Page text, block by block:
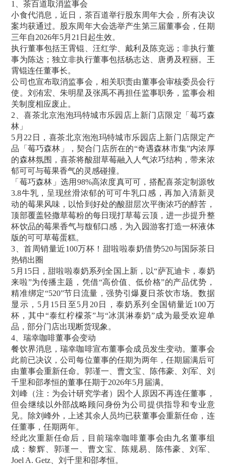
1、茶百道取消监事会
小食代消息，近日，茶百道举行股东周年大会，所有决议
案均获通过。股东周年大会选举产生第三届董事会，任期
三年自2026年5月21日起生效。
执行董事包括王霄锟、汪红学、戴利及陈克远；非执行董
事为陈达；独立非执行董事包括杨志达、唐勇及程丽。王
霄锟连任董事长。
公司也宣布取消监事会，相关职责由董事会审核委员会行
使。刘洧宏、朱明星及张禹不再担任监事职务，监事会相
关制度相应废止。
2、喜茶北京泡泡玛特城市乐园店上新门店限定「莓巧森
林」
5月22日，喜茶北京泡泡玛特城市乐园店上新门店限定产
品「莓巧森林」，契合门店所在的“奇遇森林市集”内浓厚
的森林氛围，喜茶将酸甜草莓融入人气浓巧结构，带来浓
郁可可与莓果香气的灵感碰撞。
「莓巧森林」选用98%高浓度真可可，搭配喜茶定制源牧
3.8牛乳，呈现丝滑浓郁的可可牛乳口感，再加入清新灵
动的莓果风味，以恰到好处的酸甜层次平衡浓巧的醇苦，
顶部覆盖轻撒草莓粉的每日现打草莓云顶，进一步提升整
杯饮品的莓果香气与馥郁口感，为入园游客打造一杯液体
版的可可草莓蛋糕。
3、首周销量近100万杯！甜啦啦泰奶借势520与国际茶日
热销出圈
5月15日，甜啦啦泰奶系列全国上新，以“萨瓦迪卡，泰奶
来啦”为传播主题，凭借“高价值、低价格”的产品优势，
精准绑定“520”节日流量，强势引爆夏日茶饮市场。数据
显示，5月15日至5月20日，泰奶系列全国销量近100万
杯，其中“泰红柠檬茶”与“冰淇淋泰奶”成为最受欢迎单
品，部分门店出现断货现象。
4、瑞幸咖啡董事会变动
餐饮界消息，瑞幸咖啡宣布董事会成员发生变动。董事会
此前已决议，公司每位董事的任期为两年，任期届满后可
由董事会重新任命。郭谨一、曹文宝、陈伟豪、刘军、刘
千里和邵孝恒的董事任期于2026年5月届满。
刘峰（注：为会计研究学者）因个人原因不再连任董事，
但会继续以外部战略顾问身份为公司提供指导和专业意
见。除刘峰外，上述其余人员均已获董事会重新任命，连
任董事，任期两年。
经此次重新任命后，目前瑞幸咖啡董事会由九名董事组
成：黎辉、郭谨一、曹文宝、陈规易、陈伟豪、刘军、
Joel A. Getz、刘千里和邵孝恒。